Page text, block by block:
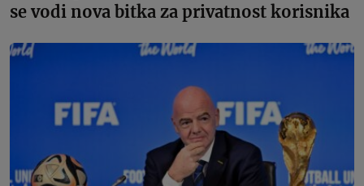
se vodi nova bitka za privatnost korisnika